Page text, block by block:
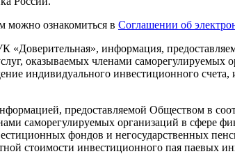
можно ознакомиться в Соглашении об
информация,
оказываемых членами
индивидуального инвестиционного счета,
предоставляемой Обществом в
саморегулируемых организаций в сфере
фондов и негосударственных
стоимости инвестиционного пая паевых